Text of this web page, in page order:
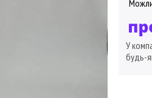
У
будь-